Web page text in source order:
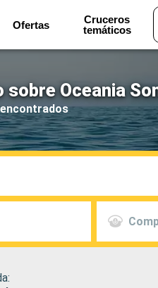
Ofertas
Cruceros
temáticos
Oceania